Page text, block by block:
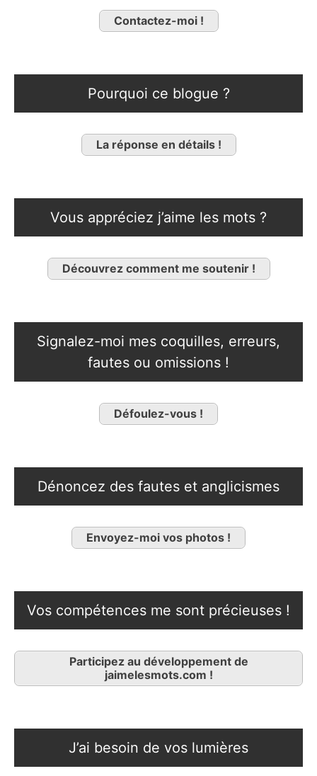
Contactez-moi !
Pourquoi ce blogue ?
La réponse en détails !
Vous appréciez j’aime les mots ?
Découvrez comment me soutenir !
Signalez-moi mes coquilles, erreurs,
fautes ou omissions !
Défoulez-vous !
Dénoncez des fautes et anglicismes
Envoyez-moi vos photos !
Vos compétences me sont précieuses !
Participez au développement de
jaimelesmots.com !
J’ai besoin de vos lumières